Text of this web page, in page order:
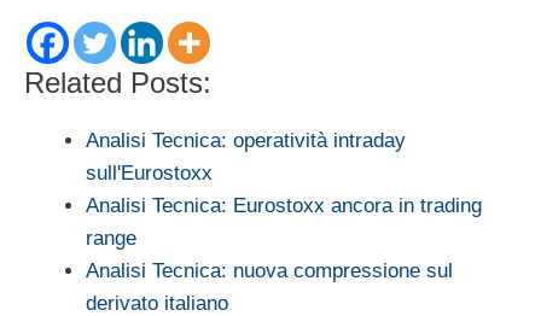
Related Posts:
Analisi Tecnica: operatività intraday
sull'Eurostoxx
Analisi Tecnica: Eurostoxx ancora in trading
range
Analisi Tecnica: nuova compressione sul
derivato italiano